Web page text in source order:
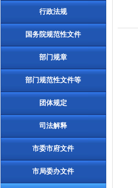
行政法规
国务院规范性文件
部门规章
部门规范性文件等
团体规定
司法解释
市委市府文件
市局委办文件